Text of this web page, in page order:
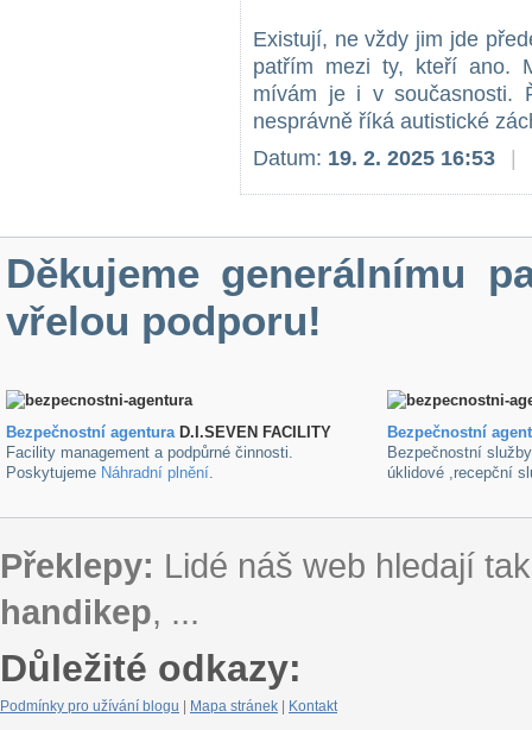
Existují, ne vždy jim jde
patřím mezi ty, kteří ano.
mívám je i v současnosti.
nesprávně říká autistické
Datum: 19. 2. 2025 16:53
Děkujeme generálnímu
vřelou podporu!
Bezpečnostní agenturaD.I.SEVEN FACILITY
Facility management a podpůrné činnosti.
Poskytujeme Náhradní plnění.
Bezpečnostní
Bezpečnostní
úklidové ,recepční
Překlepy: Lidé náš web hledají
handikep, ...
Důležité odkazy:
Podmínky pro užívání blogu Mapa stránek Kontakt